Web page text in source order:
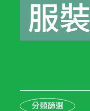
服裝
分類篩選